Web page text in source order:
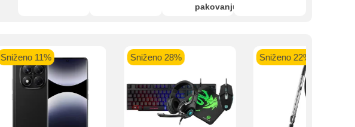
pakovanju.
Sniženo 11% Sniženo 28% Sniženo 22%